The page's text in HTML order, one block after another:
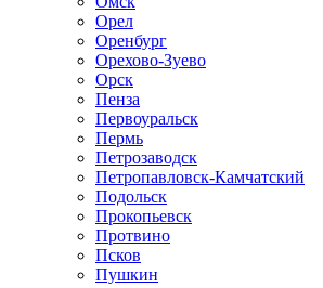
Орел
Оренбург
Орехово-Зуево
Орск
Пенза
Первоуральск
Пермь
Петрозаводск
Петропавловск-Камчатский
Подольск
Прокопьевск
Протвино
Псков
Пушкин